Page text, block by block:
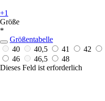
+1
Größe
*
Größentabelle
40
40,5 41 42
46
46,5
48
Dieses Feld ist erforderlich